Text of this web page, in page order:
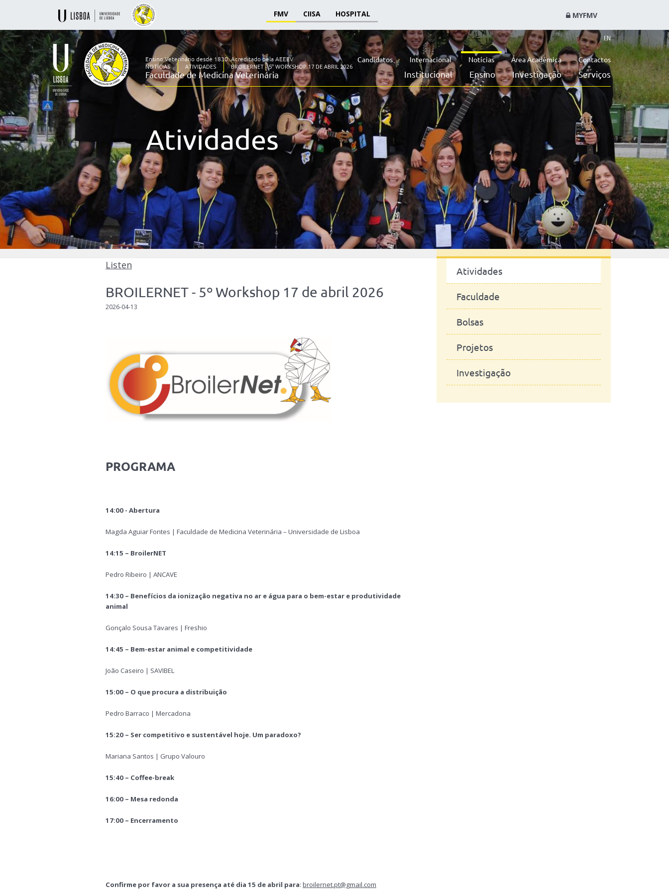
FMV CIISA HOSPITAL MYFMV
Ensino
Veterinário
desde
1830
-
Faculdade
de
Medicina
Veterinária
EN
Ensino Veterinário desde 1830.Acreditado pela AEEEV
Faculdade de Medicina Veterinária
Candidatos Internacional Notícias Área Académica Contactos
Institucional Ensino Investigação Serviços
NOTÍCIAS ATIVIDADES BROILERNET - 5º WORKSHOP 17 DE ABRIL 2026
Atividades
Listen
BROILERNET - 5º Workshop 17 de abril 2026
2026-04-13
PROGRAMA
14:00 - Abertura
Magda Aguiar Fontes | Faculdade de Medicina Veterinária – Universidade de Lisboa
14:15 – BroilerNET
Pedro Ribeiro | ANCAVE
14:30 – Benefícios da ionização negativa no ar e água para o bem-estar e produtividade
animal
Gonçalo Sousa Tavares | Freshio
14:45 – Bem-estar animal e competitividade
João Caseiro | SAVIBEL
15:00 – O que procura a distribuição
Pedro Barraco | Mercadona
15:20 – Ser competitivo e sustentável hoje. Um paradoxo?
Mariana Santos | Grupo Valouro
15:40 – Coffee-break
16:00 – Mesa redonda
17:00 – Encerramento
Confirme por favor a sua presença até dia 15 de abril para: broilernet.pt@gmail.com
Notícias
Atividades
Faculdade
Bolsas
Projetos
Investigação